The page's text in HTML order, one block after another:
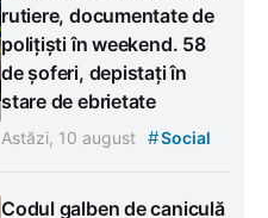
rutiere, documentate de
polițiști în weekend. 58
de șoferi, depistați în
stare de ebrietate
Astăzi, 10 august #Social
Codul galben de caniculă